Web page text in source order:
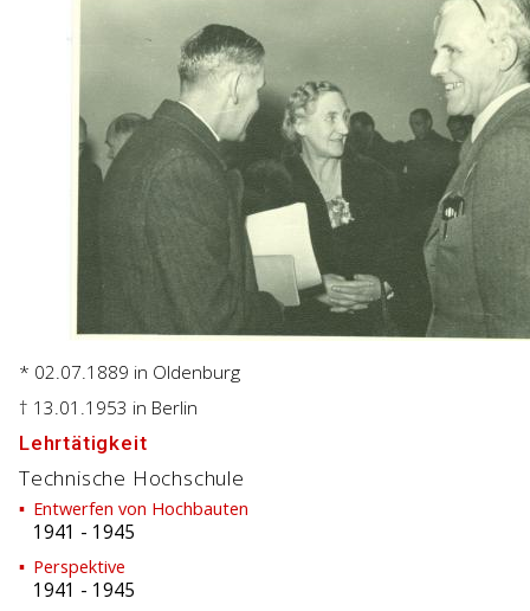
* 02.07.1889 in Oldenburg
† 13.01.1953 in Berlin
Lehrtätigkeit
Technische Hochschule
Entwerfen von Hochbauten
1941 - 1945
Perspektive
1941 - 1945